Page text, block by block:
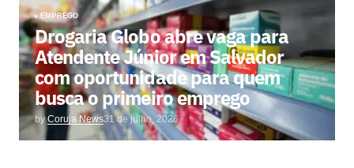
EMPREGO
Drogaria Globo abre vaga para
Atendente Júnior em Salvador
com oportunidade para quem
busca o primeiro emprego
by Coruja News31 de julho, 2026